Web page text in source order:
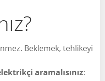
Beklemek, tehlikeyi
aramalısınız: